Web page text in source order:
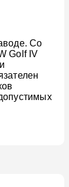
Со
Golf IV